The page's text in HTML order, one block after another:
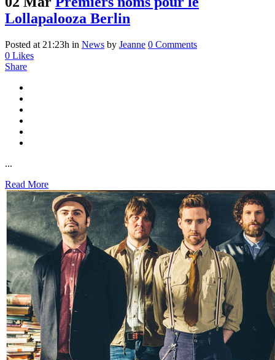
Lollapalooza Berlin
Posted at 21:23h in News by Jeanne 0 Comments
0 Likes
Share
...
Read More